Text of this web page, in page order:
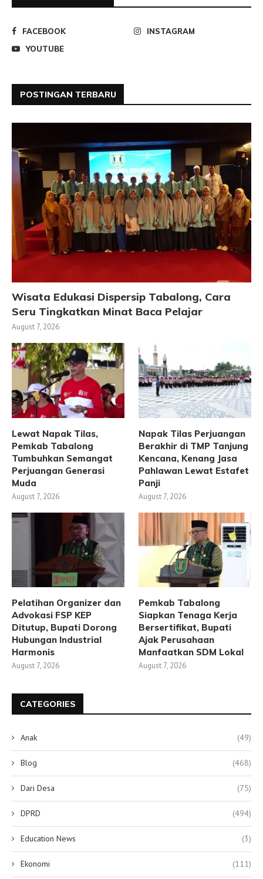
FACEBOOK
INSTAGRAM
YOUTUBE
POSTINGAN TERBARU
Wisata Edukasi Dispersip Tabalong, Cara
Seru Tingkatkan Minat Baca Pelajar
August 7, 2026
Lewat Napak Tilas,
Pemkab Tabalong
Tumbuhkan Semangat
Perjuangan Generasi
Muda
August 7, 2026
Napak Tilas Perjuangan
Berakhir di TMP Tanjung
Kencana, Kenang Jasa
Pahlawan Lewat Estafet
Panji
August 7, 2026
Pelatihan Organizer dan
Advokasi FSP KEP
Ditutup, Bupati Dorong
Hubungan Industrial
Harmonis
August 7, 2026
Pemkab Tabalong
Siapkan Tenaga Kerja
Bersertifikat, Bupati
Ajak Perusahaan
Manfaatkan SDM Lokal
August 7, 2026
CATEGORIES
Anak (49)
Blog (468)
Dari Desa (75)
DPRD (494)
Education News (3)
Ekonomi (111)